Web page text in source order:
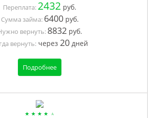
Переплата: 2432 руб.
Сумма займа: 6400руб.
вернуть: 8832 руб.
вернуть: через 20 дней
Подробнее